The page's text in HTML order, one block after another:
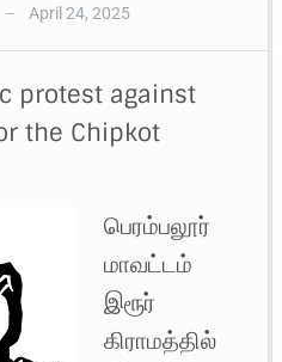
— April 24, 2025
protest against
the Chipkot
பெரம்பலூர்
மாவட்டம்
இரூர்
கிராமத்தில்